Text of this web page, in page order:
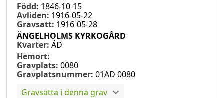
Född: 1846-10-15
Avliden: 1916-05-22
Gravsatt: 1916-05-28
ÄNGELHOLMS KYRKOGÅRD
Kvarter: ÄD
Hemort:
Gravplats: 0080
Gravplatsnummer: 01ÄD 0080
Gravsatta i denna grav